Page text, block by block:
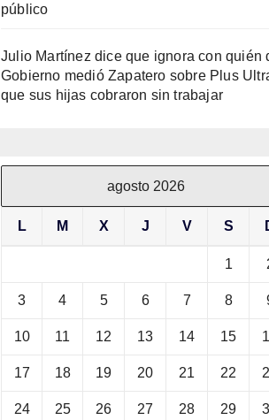
público
Julio Martínez dice que ignora con quién
Gobierno medió Zapatero sobre Plus
que sus hijas cobraron sin trabajar
agosto 2026
L M X J V S
1
3 4 5 6 7 8
10 11 12 13 14 15
17 18 19 20 21 22
24 25 26 27 28 29